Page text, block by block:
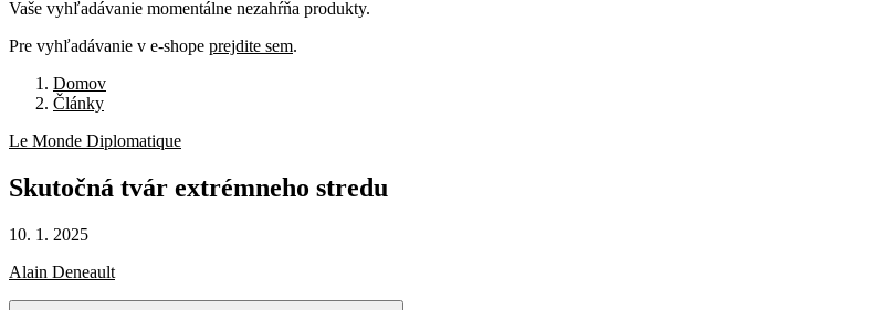
Vaše vyhľadávanie momentálne nezahŕňa produkty.
Pre vyhľadávanie v e-shope prejdite sem.
Domov
Články
Le Monde Diplomatique
Skutočná tvár extrémneho stredu
10. 1. 2025
Alain Deneault